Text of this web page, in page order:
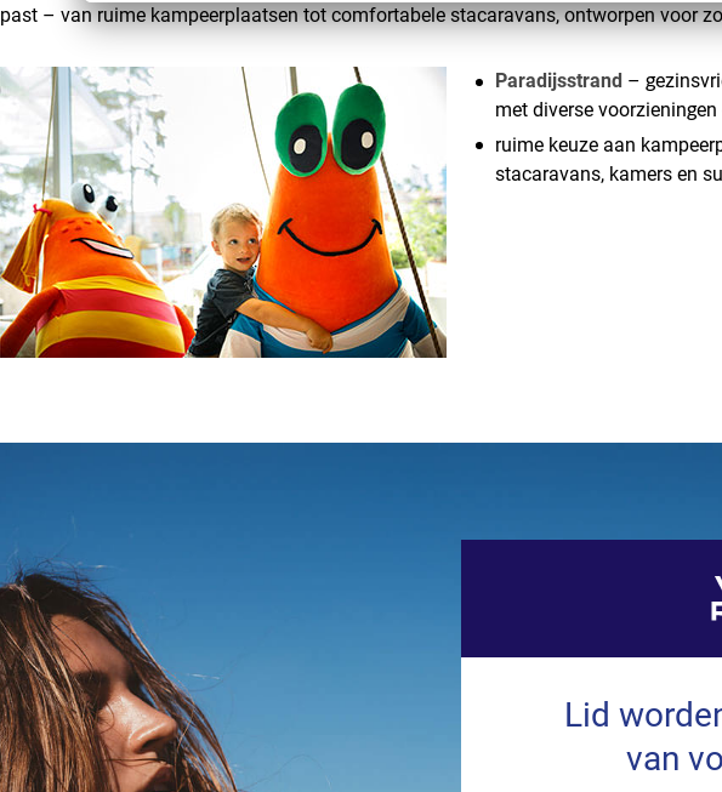
past – van ruime kampeerplaatsen tot comfortabele stacaravans, ontworpen voor
Paradijsstrand –
met diverse
ruime keuze aan
stacaravans, kamers en
Lid
van